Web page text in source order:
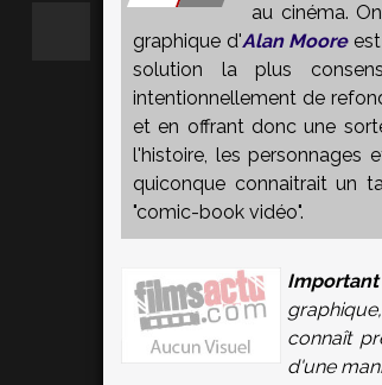
au cinéma.
graphique d'Alan Mooreest
solution la plus
intentionnellement de
et en offrant donc une
l'histoire, les personnages
quiconque connaitrait un
"comic-book vidéo".
Important
connaît
d'une